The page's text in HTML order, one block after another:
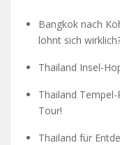
Bangkok nach
lohnt sich
Thailand Insel-
Thailand
Tour!
Thailand für